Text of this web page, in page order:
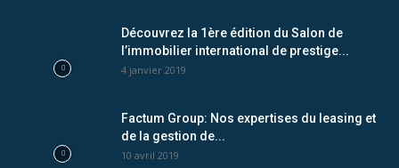
Découvrez la 1ère édition du Salon de
l’immobilier international de prestige...
4 janvier 2019
Factum Group: Nos expertises du leasing et
de la gestion de...
10 avril 2019